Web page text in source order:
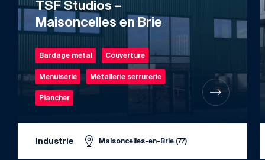
TSF Studios –
Maisoncelles en Brie
Bardage métal Couverture
Menuiserie Métallerie serrurerie
Plancher
Industrie Maisoncelles-en-Brie (77)